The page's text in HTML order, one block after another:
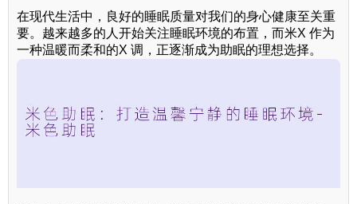
在现代生活中，良好的睡眠质量对我们的身心健康至关重
要。越来越多的人开始关注睡眠环境的布置，而米X 作为
一种温暖而柔和的X 调，正逐渐成为助眠的理想选择。